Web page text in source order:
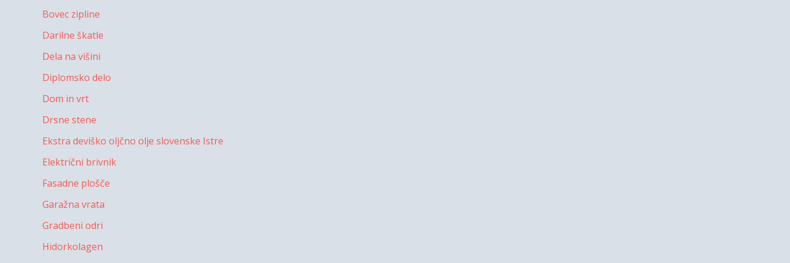
Bovec zipline
Darilne škatle
Dela na višini
Diplomsko delo
Dom in vrt
Drsne stene
Ekstra deviško oljčno olje slovenske Istre
Električni brivnik
Fasadne plošče
Garažna vrata
Gradbeni odri
Hidorkolagen